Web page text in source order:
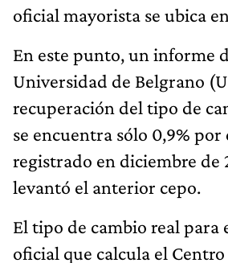
oficial mayorista se ubica
En este punto, un informe
Universidad de Belgrano
recuperación del tipo de
se encuentra sólo 0,9% por
registrado en diciembre de
levantó el anterior cepo.
El tipo de cambio real para
oficial que calcula el